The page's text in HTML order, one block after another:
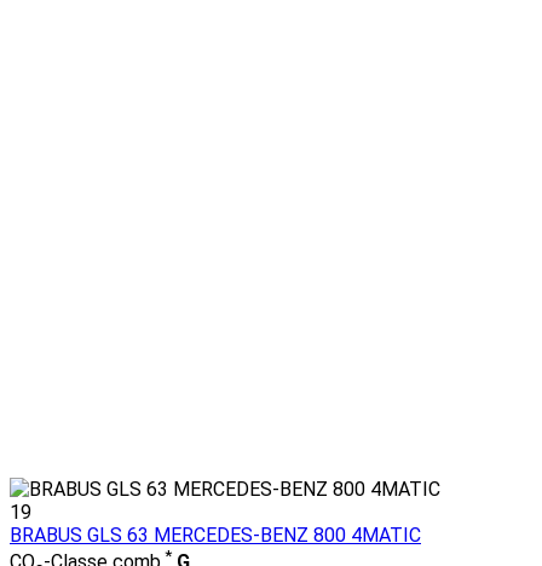
19
BRABUS GLS 63 MERCEDES-BENZ 800 4MATIC
*